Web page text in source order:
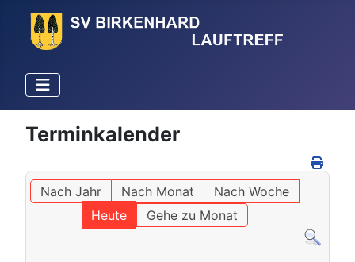
Terminkalender
Nach Jahr Nach Monat
Nach Woche
Heute
Gehe zu Monat